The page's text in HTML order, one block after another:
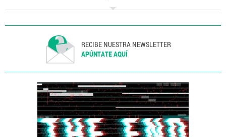
RECIBE NUESTRA NEWSLETTER
APÚNTATE AQUÍ